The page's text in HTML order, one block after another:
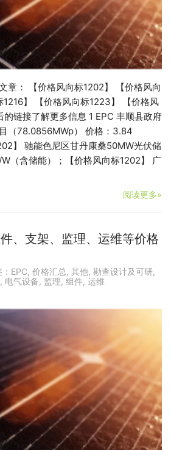
章： 【价格风向标1202‍】 【价格风向
】 【价格风向标1223】 【价格风
链接了解更多信息 1 EPC 丰顺县政府
（78.0856MWp） 价格：3.84
】 驰能色尼区甘丹康桑50MW光伏储
（含储能）；【价格风向标1202】 广
阅读更多»
、支架、监理、运维等价格
EPC, 价格汇总 , 其他, 勘查设计及可研,
, 电气设备, 监理, 组件, 运维